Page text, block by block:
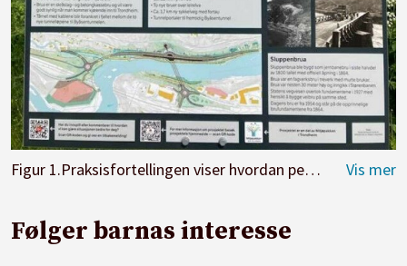
Figur 1.Praksisfortellingen viser hvordan pedagogen griper øyeblikket og følger barnas interesse for en plakat de får øye på.
Følger barnas interesse